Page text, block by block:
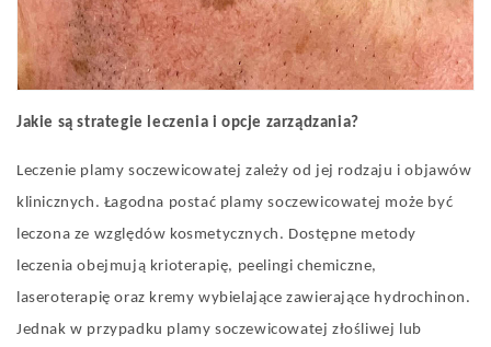
Jakie są strategie leczenia i opcje zarządzania?
Leczenie plamy soczewicowatej zależy od jej rodzaju i objawów
klinicznych. Łagodna postać plamy soczewicowatej może być
leczona ze względów kosmetycznych. Dostępne metody
leczenia obejmują krioterapię, peelingi chemiczne,
laseroterapię oraz kremy wybielające zawierające hydrochinon.
Jednak w przypadku plamy soczewicowatej złośliwej lub